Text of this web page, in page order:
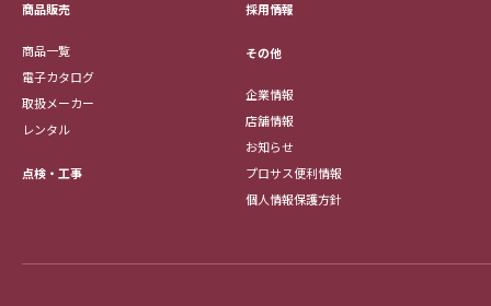
商品販売
商品一覧
電子カタログ
取扱メーカー
レンタル
点検・工事
採用情報
その他
企業情報
店舗情報
お知らせ
プロサス便利情報
個人情報保護方針